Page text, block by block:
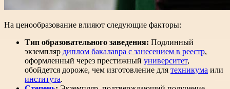
На ценообразование влияют следующие факторы:
Тип образовательного заведения: Подлинный
экземпляр диплом бакалавра с занесением в реестр,
оформленный через престижный университет,
обойдется дороже, чем изготовление для техникума или
института.